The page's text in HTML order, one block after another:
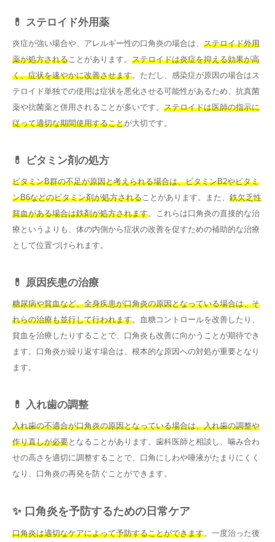
💊 ステロイド外用薬
炎症が強い場合や、アレルギー性の口角炎の場合は、 ステロイド外用
薬が処方されることがあります。 ステロイドは炎症を抑える効果が高
く、症状を速やかに改善させます。ただし、感染症が原因の場合はス
テロイド単独での使用は症状を悪化させる可能性があるため、抗真菌
薬や抗菌薬と併用されることが多いです。 ステロイドは医師の指示に
従って適切な期間使用することが大切です。
💊 ビタミン剤の処方
ビタミンB群の不足が原因と考えられる場合は、ビタミンB2やビタミ
ンB6などのビタミン剤が処方されることがあります。また、 鉄欠乏性
貧血がある場合は鉄剤が処方されます。これらは口角炎の直接的な治
療というよりも、体の内側から症状の改善を促すための補助的な治療
として位置づけられます。
💊 原因疾患の治療
糖尿病や貧血など、全身疾患が口角炎の原因となっている場合は、そ
れらの治療も並行して行われます。血糖コントロールを改善したり、
貧血を治療したりすることで、口角炎も改善に向かうことが期待でき
ます。口角炎が繰り返す場合は、根本的な原因への対処が重要となり
ます。
💊 入れ歯の調整
入れ歯の不適合が口角炎の原因となっている場合は、入れ歯の調整や
作り直しが必要となることがあります。歯科医師と相談し、噛み合わ
せの高さを適切に調整することで、口角にしわや唾液がたまりにくく
なり、口角炎の再発を防ぐことができます。
✨ 口角炎を予防するための日常ケア
口角炎は適切なケアによって予防することができます。一度治った後